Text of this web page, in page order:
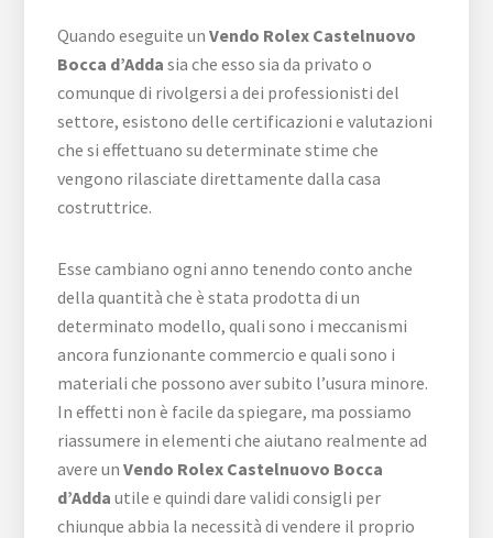
Quando eseguite unVendo Rolex Castelnuovo
Bocca d’Adda sia che esso sia da privato o
comunque di rivolgersi a dei professionisti del
settore, esistono delle certificazioni e valutazioni
che si effettuano su determinate stime che
vengono rilasciate direttamente dalla casa
costruttrice.
Esse cambiano ogni anno tenendo conto anche
della quantità che è stata prodotta di un
determinato modello, quali sono i meccanismi
ancora funzionante commercio e quali sono i
materiali che possono aver subito l’usura minore.
In effetti non è facile da spiegare, ma possiamo
riassumere in elementi che aiutano realmente ad
avere unVendo Rolex Castelnuovo Bocca
d’Adda utile e quindi dare validi consigli per
chiunque abbia la necessità di vendere il proprio